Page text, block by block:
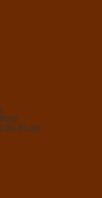
tốc độ cao